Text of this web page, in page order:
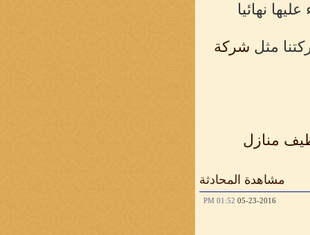
نهائيا
مثل شركة
منازل
مشاهدة المحادثة
05-23-2016
01:52 PM